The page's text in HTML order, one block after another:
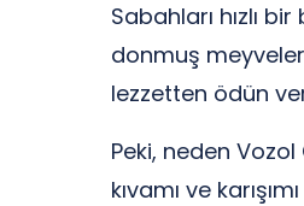
Sabahları hızlı
donmuş
lezzetten ödün
Peki, neden
kıvamı ve